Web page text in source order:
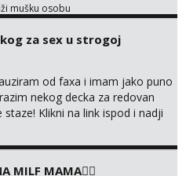
mušku osobu
za sex u strogoj
od faxa i imam jako puno
nekog decka za redovan
staze! Klikni na link ispod i nadji
MILF MAMA❤️‍🔥